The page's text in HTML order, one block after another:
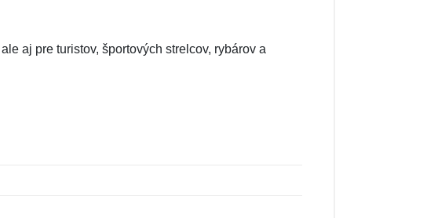
aj pre turistov, športových strelcov, rybárov a